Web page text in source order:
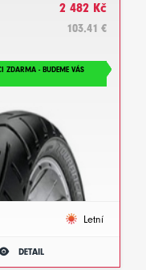
2 482 Kč
103.41 €
ZDARMA - BUDEME VÁS
Letní
DETAIL